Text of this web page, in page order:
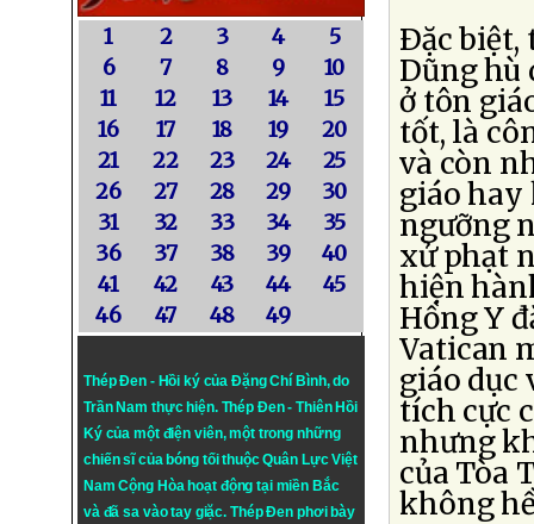
1 2 3 4
5
6
7 8 9
10
11
12 13 14
15
16
17 18 19
20
21
22 23 24
25
26
27 28 29
30
31
32 33 34
35
36
37 38 39
40
41
42 43 44
45
46
47 48 49
Thép Đen - Hồi ký của Đặng Chí Bình, do
Trần Nam thực hiện. Thép Đen- Thiên Hồi
Ký của một điện viên, một trong những
chiến sĩ của bóng tối thuộc Quân Lực Việt
Nam Cộng Hòa hoạt động tại miền Bắc
và đã sa vào tay giặc. Thép Đen phơi bày
Ðặc biệt,
Dũng hù
ở tôn
tốt, là
và còn
giáo hay
ngưỡng
xử phạt
hiện
Hồng Y
Vatican
giáo dục
tích cực
nhưng
của Tòa
không